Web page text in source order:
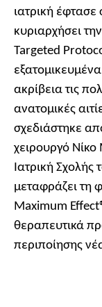
ιατρική
κυριαρχήσει
Targeted
ακρίβεια τις
ανατομικές
σχεδιάστηκε
χειρουργό
Ιατρική
μεταφράζει
Maximum
θεραπευτικά
περιποίησης